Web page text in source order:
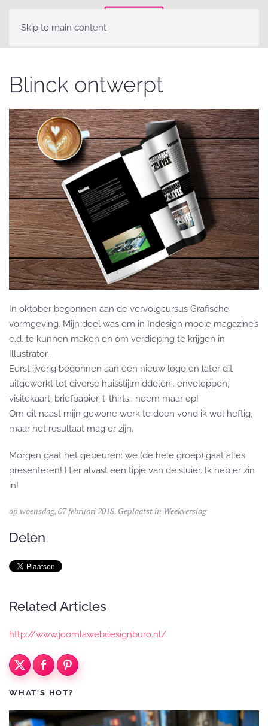
Skip to main content
Blinck ontwerpt
In oktober begonnen aan de vervolgcursus Grafische
vormgeving. Mijn doel was om in Indesign mooie magazine’s
e.d. te kunnen maken en om verdieping te krijgen in
Illustrator.
Eerst ijverig begonnen aan een nieuw logo en later dit
uitgewerkt tot diverse huisstijlmiddelen.. enveloppen,
visitekaart, briefpapier, t-thirts.. noem maar op!
Om dit naast mijn gewone werk te doen vond ik wel heftig,
maar het resultaat mag er zijn.
Morgen gaat het gebeuren: we (de hele groep) gaat alles
presenteren! Hier alvast een tipje van de sluier. Ik heb er zin
in!
op woensdag, 07 februari 2018. Geplaatst in Weekverslag
Delen
Related Articles
http://www.joomlawebdesignburo.nl/
WHAT'S HOT?